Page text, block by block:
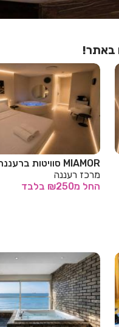
באתר!
MIAMOR סוויטות ברעננה
מרכז רעננה
החל מ₪250 בלבד